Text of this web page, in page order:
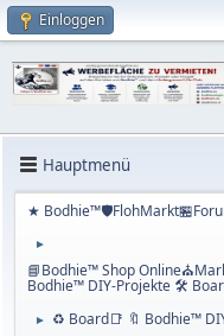
Einloggen
Hauptmenü
★
►
📘Bodhie™ Shop
Bodhie™ DIY-Projekte 🛠️
►
♻️ Board📑 🔖 Bodhie™